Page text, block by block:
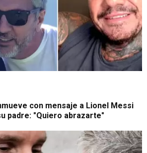
con mensaje a Lionel Messi
padre: "Quiero abrazarte"